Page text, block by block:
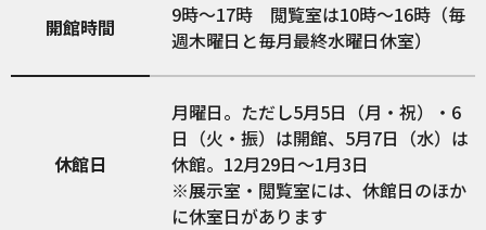
開館時間
9時〜17時 閲覧室は10時〜16時（毎
週木曜日と毎月最終水曜日休室）
休館日
月曜日。ただし5月5日（月・祝）・6
日（火・振）は開館、5月7日（水）は
休館。12月29日〜1月3日
※展示室・閲覧室には、休館日のほか
に休室日があります